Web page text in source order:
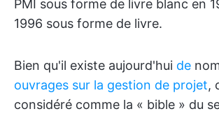
PMI sous forme de livre blanc en
1996 sous forme de livre.
Bien qu'il existe aujourd'hui de
ouvrages sur la gestion de projet,
considéré comme la « bible » du